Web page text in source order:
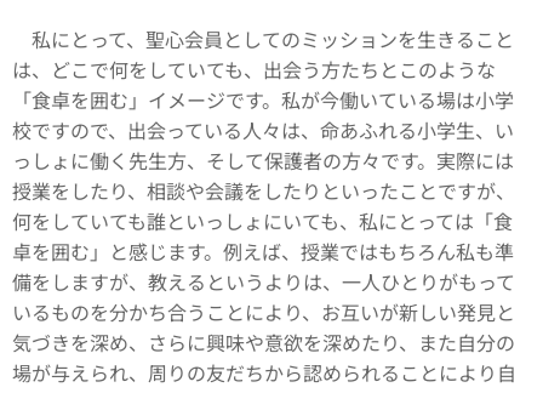
私にとって、聖心会員としてのミッションを生きること
は、どこで何をしていても、出会う方たちとこのような
「食卓を囲む」イメージです。私が今働いている場は小学
校ですので、出会っている人々は、命あふれる小学生、い
っしょに働く先生方、そして保護者の方々です。実際には
授業をしたり、相談や会議をしたりといったことですが、
何をしていても誰といっしょにいても、私にとっては「食
卓を囲む」と感じます。例えば、授業ではもちろん私も準
備をしますが、教えるというよりは、一人ひとりがもって
いるものを分かち合うことにより、お互いが新しい発見と
気づきを深め、さらに興味や意欲を深めたり、また自分の
場が与えられ、周りの友だちから認められることにより自